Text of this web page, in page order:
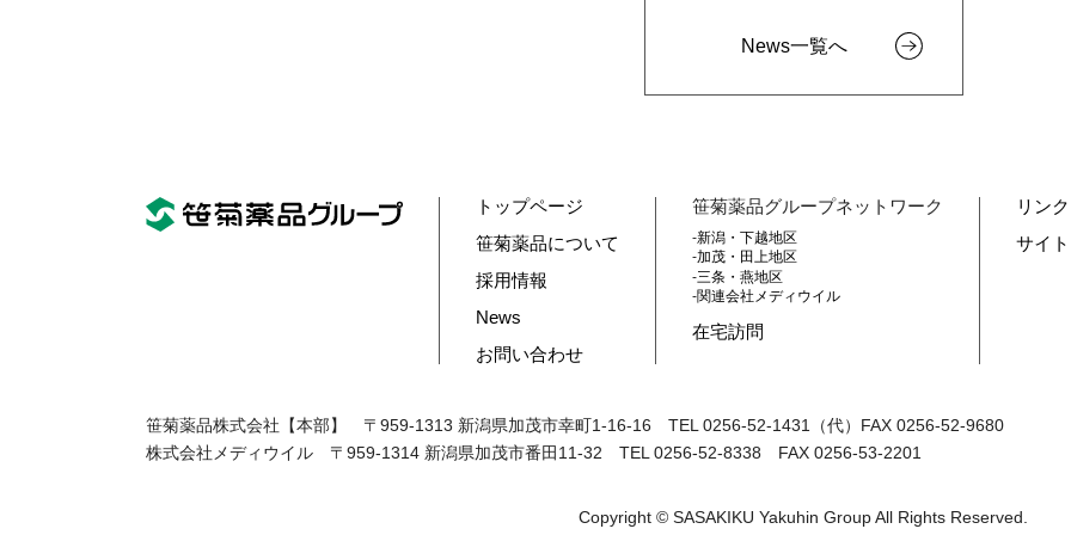
News一覧へ
トップページ
笹菊薬品について
採用情報
News
お問い合わせ
笹菊薬品グループネットワーク
新潟・下越地区
加茂・田上地区
三条・燕地区
関連会社メディウイル
在宅訪問
リンク
サイ
笹菊薬品株式会社【本部】 〒959-1313 新潟県加茂市幸町1-16-16 TEL 0256-52-1431（代）FAX 0256-52-9680
株式会社メディウイル 〒959-1314 新潟県加茂市番田11-32 TEL 0256-52-8338 FAX 0256-53-2201
Copyright © SASAKIKU Yakuhin Group All Rights Reserved.